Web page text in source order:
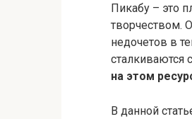
Пикабу – это
творчеством.
недочетов в
сталкиваются
на этом
В данной